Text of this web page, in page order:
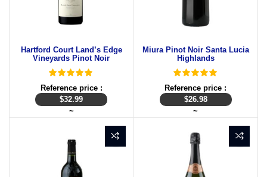
Hartford Court Land’s Edge
Vineyards Pinot Noir
Reference price :
$32.99
~
Miura Pinot Noir Santa Lucia
Highlands
Reference price :
$26.98
~